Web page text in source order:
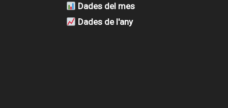
Dades del mes
Dades de l'any